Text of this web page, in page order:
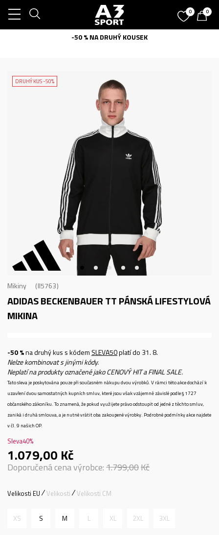
0 0
-50 % NA DRUHÝ KOUSEK
DRUHÝ KUS -50%
Mikiny II5763
ADIDAS BECKENBAUER TTPÁNSKÁ LIFESTYLOVÁ
MIKINA
-50 %na druhý kus s kódem SLEVA50platí do 31. 8.
Nelze kombinovat s jinými kódy.
Neplatí na produkty označené jako CENOVÝ HIT a FINAL SALE.
Tato sleva je poskytována pouze při současném nákupu dvou výrobků. V rámci této akce dochází k
uzavření dvou samostatných kupních smluv, které jsou však vzájemně závislé podle § 1727
občanského zákoníku. To znamená, že pokud využijete právo odstoupit od jedné z těchto smluv,
zaniká i druhá smlouva, a je nutné vrátit oba zakoupené výrobky. Podrobné podmínky akce najdete
v čl. 9 našich OP.
Sleva40%
1.079,00 Kč
Doporučená cena výrobce:1.799,00Kč
Velikosti EU Velikosti Velikosti CM
XS S M L XL 2XL 3XL